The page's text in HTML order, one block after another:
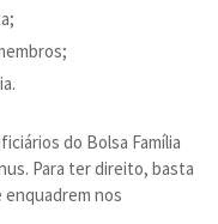
do Bolsa Família
Para ter direito, basta
nos